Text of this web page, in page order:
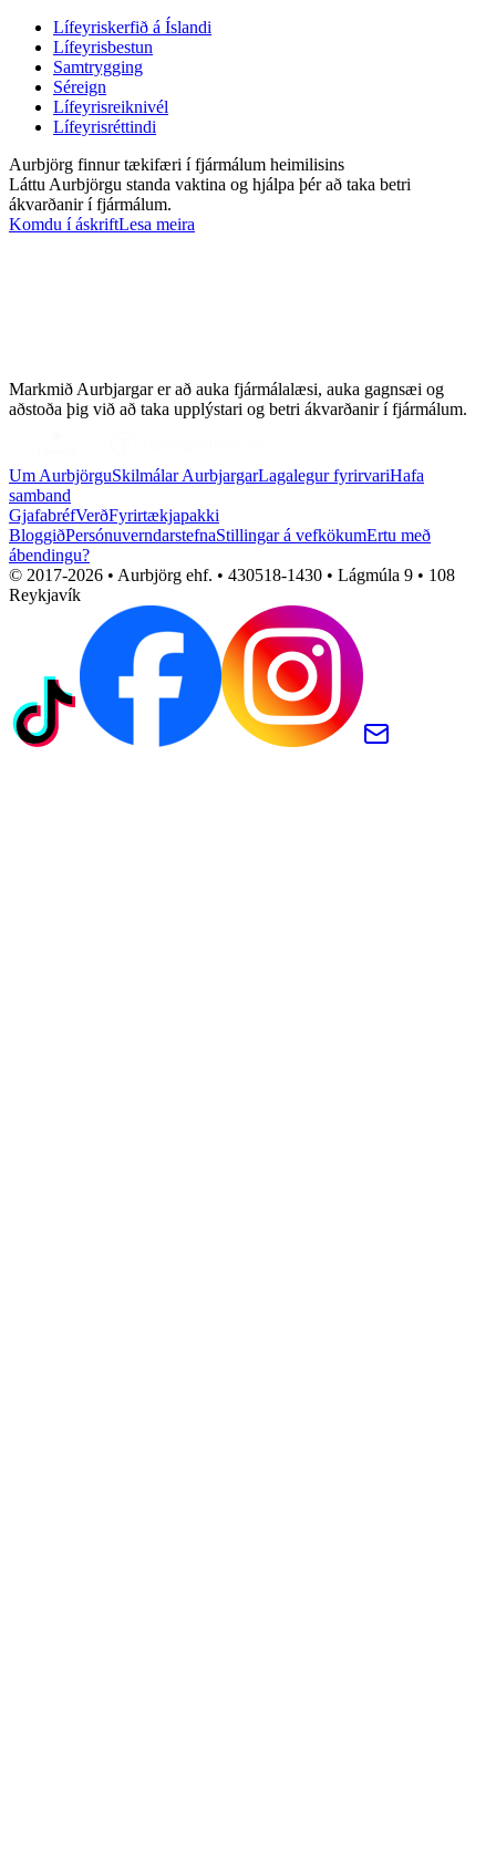
Lífeyriskerfið á Íslandi
Lífeyrisbestun
Samtrygging
Séreign
Lífeyrisreiknivél
Lífeyrisréttindi
Aurbjörg finnur tækifæri í fjármálum heimilisins
Láttu Aurbjörgu standa vaktina og hjálpa þér að taka betri
ákvarðanir í fjármálum.
Komdu í áskriftLesa meira
Markmið Aurbjargar er að auka fjármálalæsi, auka gagnsæi og
aðstoða þig við að taka upplýstari og betri ákvarðanir í fjármálum.
Um AurbjörguSkilmálar AurbjargarLagalegur fyrirvariHafa
samband
GjafabréfVerðFyrirtækjapakki
BloggiðPersónuverndarstefnaStillingar á vefkökumErtu með
ábendingu?
© 2017-2026 • Aurbjörg ehf. • 430518-1430 • Lágmúla 9 • 108
Reykjavík